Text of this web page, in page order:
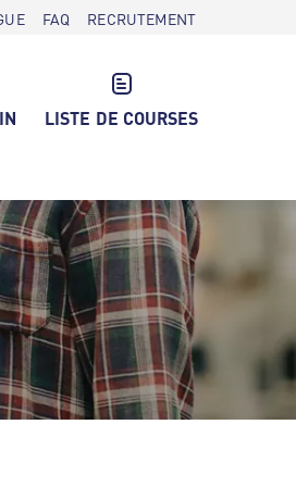
FAQ RECRUTEMENT
LISTE DE COURSES